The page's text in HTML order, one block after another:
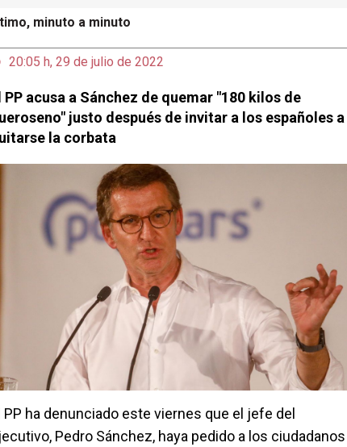
minuto a minuto
20:05 h, 29 de julio de 2022
PP acusa a Sánchez de quemar "180 kilos de
justo después de invitar a los españoles a
la corbata
PP ha denunciado este viernes que el jefe del
Pedro Sánchez, haya pedido a los ciudadanos